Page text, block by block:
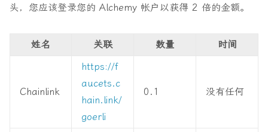
头，您应该登录您的 Alchemy 帐户以获得 2 倍的金额。
姓名 关联 数量 时间
Chainlink
https://f
aucets.c
hain.link/
goerli
0.1 没有任何